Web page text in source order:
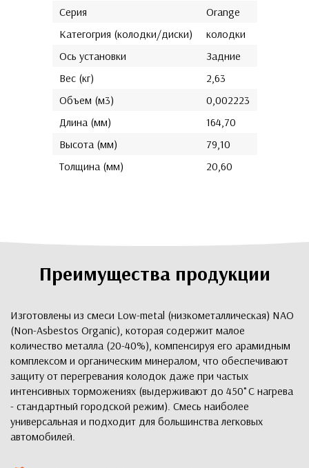
Серия
Orange
Категогрия (колодки/диски)
колодки
Ось установки
Задние
Вес (кг)
2,63
Объем (м3)
0,002223
Длина (мм)
164,70
Высота (мм)
79,10
Толщина (мм)
20,60
Преимущества продукции
Изготовлены из смеси Low-metal (низкометаллическая) NAO
(Non-Asbestos Organic), которая содержит малое
количество металла (20-40%), компенсируя его арамидным
комплексом и органическим минералом, что обеспечивают
защиту от перегревания колодок даже при частых
интенсивных торможениях (выдерживают до 450˚С нагрева
- стандартный городской режим). Смесь наиболее
универсальная и подходит для большинства легковых
автомобилей.